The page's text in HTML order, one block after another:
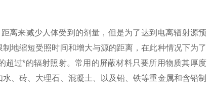
来减少人体受到的剂量，但是为了达到电离辐射源预
地缩短受照时间和增大与源的距离，在此种情况下为了
过*的辐射照射。常用的屏蔽材料只要所用物质其厚度
、砖、大理石、混凝土、以及铅、铁等重金属和含铅制